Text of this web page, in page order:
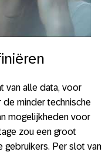
van alle data, voor
minder technische
mogelijkheden voor
zou een groot
Per slot van